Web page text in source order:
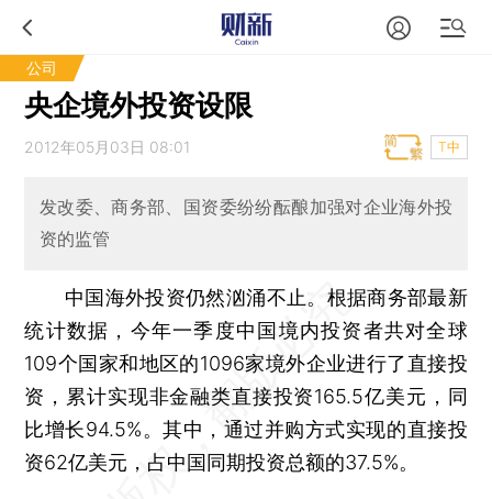
公司
央企境外投资设限
2012年05月03日 08:01 T中
发改委、商务部、国资委纷纷酝酿加强对企业海外投
资的监管
中国海外投资仍然汹涌不止。根据商务部最新
统计数据，今年一季度中国境内投资者共对全球
109个国家和地区的1096家境外企业进行了直接投
资，累计实现非金融类直接投资165.5亿美元，同
比增长94.5%。其中，通过并购方式实现的直接投
资62亿美元，占中国同期投资总额的37.5%。